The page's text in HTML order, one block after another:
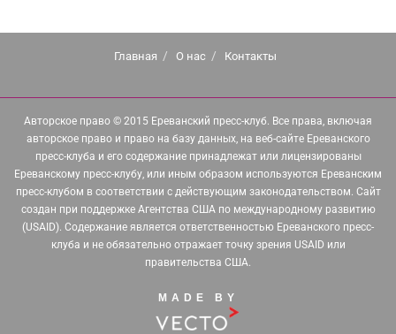
Главная О нас Контакты
Авторское право © 2015 Ереванский пресс-клуб. Все права, включая
авторское право и право на базу данных, на веб-сайте Ереванского
пресс-клуба и его содержание принадлежат или лицензированы
Ереванскому пресс-клубу, или иным образом используются Ереванским
пресс-клубом в соответствии с действующим законодательством. Сайт
создан при поддержке Агентства США по международному развитию
(USAID). Содержание является ответственностью Ереванского пресс-
клуба и не обязательно отражает точку зрения USAID или
правительства США.
MADE BY